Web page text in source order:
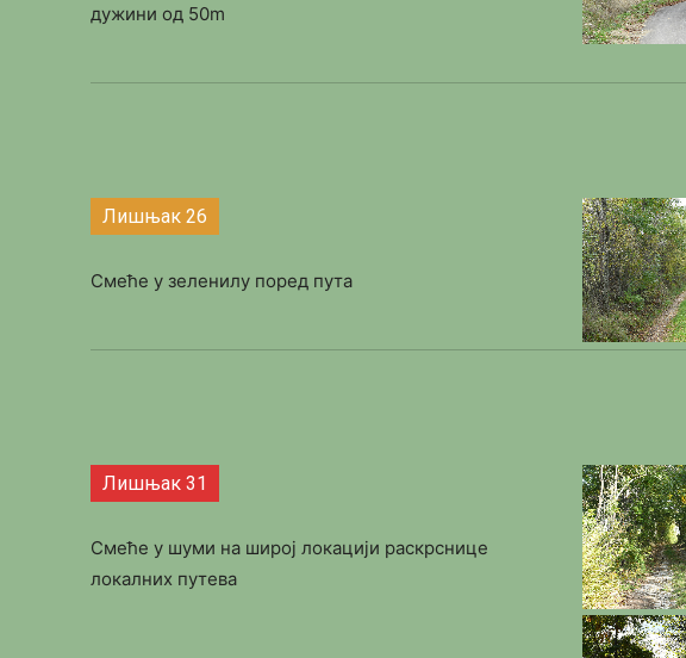
дужини од 50m
Лишњак 26
Смеће у зеленилу поред пута
Лишњак 31
Смеће у шуми на широј локацији раскрснице
локалних путева